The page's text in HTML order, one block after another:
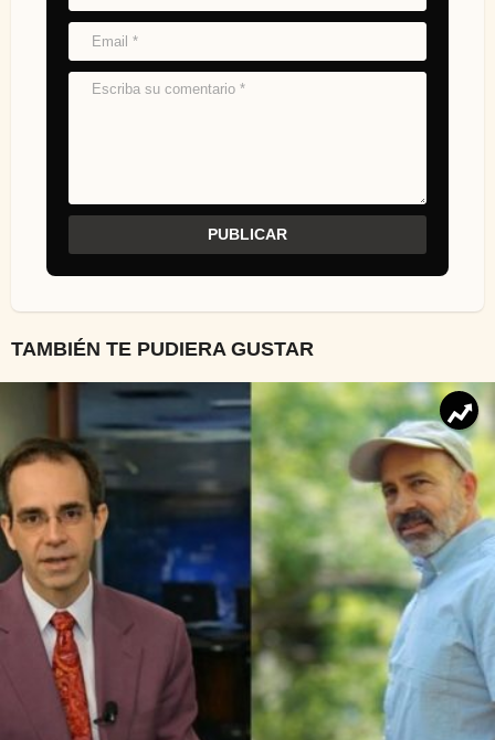
TAMBIÉN TE PUDIERA GUSTAR